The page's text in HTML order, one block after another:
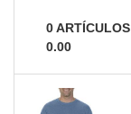
0ARTÍCULOS
0.00